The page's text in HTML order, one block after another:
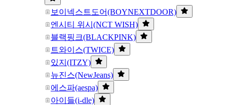
보이넥스트도어(BOYNEXTDOOR)
엔시티 위시(NCT WISH)
블랙핑크(BLACKPINK)
트와이스(TWICE)
있지(ITZY)
뉴진스(NewJeans)
에스파(aespa)
아이들(i-dle)